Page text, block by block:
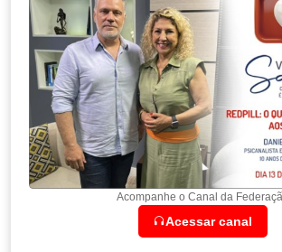
Acompanhe o Canal da
Acessar canal